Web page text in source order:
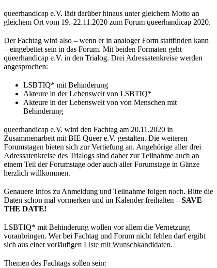
queerhandicap e.V. lädt darüber hinaus unter gleichem Motto an
gleichem Ort vom 19.-22.11.2020 zum Forum queerhandicap 2020.
Der Fachtag wird also – wenn er in analoger Form stattfinden kann
– eingebettet sein in das Forum. Mit beiden Formaten geht
queerhandicap e.V. in den Trialog. Drei Adressatenkreise werden
angesprochen:
LSBTIQ* mit Behinderung
Akteure in der Lebenswelt von LSBTIQ*
Akteure in der Lebenswelt von von Menschen mit
Behinderung
queerhandicap e.V. wird den Fachtag am 20.11.2020 in
Zusammenarbeit mit BIE Queer e.V. gestalten. Die weiteren
Forumstagen bieten sich zur Vertiefung an. Angehörige aller drei
Adressatenkreise des Trialogs sind daher zur Teilnahme auch an
einem Teil der Forumstage oder auch aller Forumstage in Gänze
herzlich willkommen.
Genauere Infos zu Anmeldung und Teilnahme folgen noch. Bitte die
Daten schon mal vormerken und im Kalender freihalten– SAVE
THE DATE!
LSBTIQ* mit Behinderung wollen vor allem die Vernetzung
voranbringen. Wer bei Fachtag und Forum nicht fehlen darf ergibt
sich aus einer vorläufigen Liste mit Wunschkandidaten.
Themen des Fachtags sollen sein: